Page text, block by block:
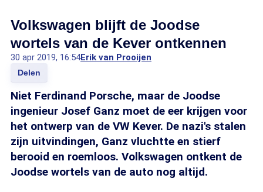
Volkswagen blijft de Joodse
wortels van de Kever ontkennen
30 apr 2019, 16:54Erik van Prooijen
Delen
Niet Ferdinand Porsche, maar de Joodse
ingenieur Josef Ganz moet de eer krijgen voor
het ontwerp van de VW Kever. De nazi's stalen
zijn uitvindingen, Ganz vluchtte en stierf
berooid en roemloos. Volkswagen ontkent de
Joodse wortels van de auto nog altijd.